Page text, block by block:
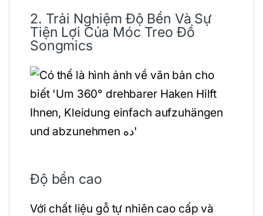
2. Trải Nghiệm Độ Bền Và Sự
Tiện Lợi Của Móc Treo Đồ
Songmics
Độ bền cao
Với chất liệu gỗ tự nhiên cao cấp và